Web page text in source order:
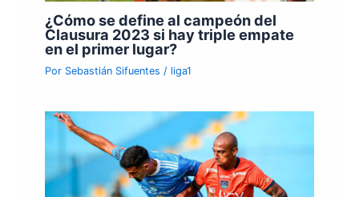
¿Cómo se define al campeón del
Clausura 2023 si hay triple empate
en el primer lugar?
Por Sebastián Sifuentes/ liga1